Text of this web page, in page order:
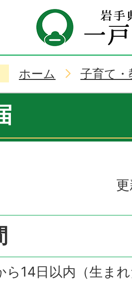
ホーム 子育て・
ら14日以内（生ま